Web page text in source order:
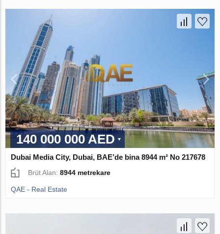
140 000 000 AED
Dubai Media City, Dubai, BAE’de bina 8944 m² No 217678
Brüt Alan:8944 metrekare
QAE - Real Estate